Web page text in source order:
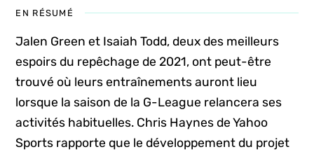
EN RÉSUMÉ
Jalen Green et Isaiah Todd, deux des meilleurs
espoirs du repêchage de 2021, ont peut-être
trouvé où leurs entraînements auront lieu
lorsque la saison de la G-League relancera ses
activités habituelles. Chris Haynes de Yahoo
Sports rapporte que le développement du projet